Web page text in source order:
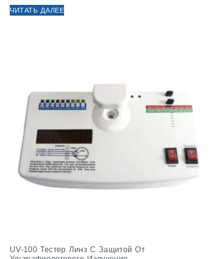
ЧИТАТЬ ДАЛЕЕ
UV-100 Тестер Линз С Защитой От